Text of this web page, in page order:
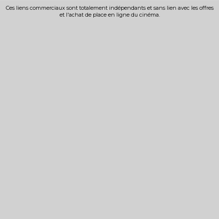
Ces liens commerciaux sont totalement indépendants et sans lien avec les offres
et l'achat de place en ligne du cinéma.